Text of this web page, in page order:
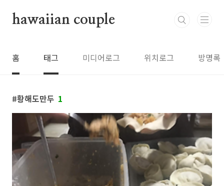
hawaiian couple
홈 태그 미디어로그 위치로그 방명록
황해도만두 1